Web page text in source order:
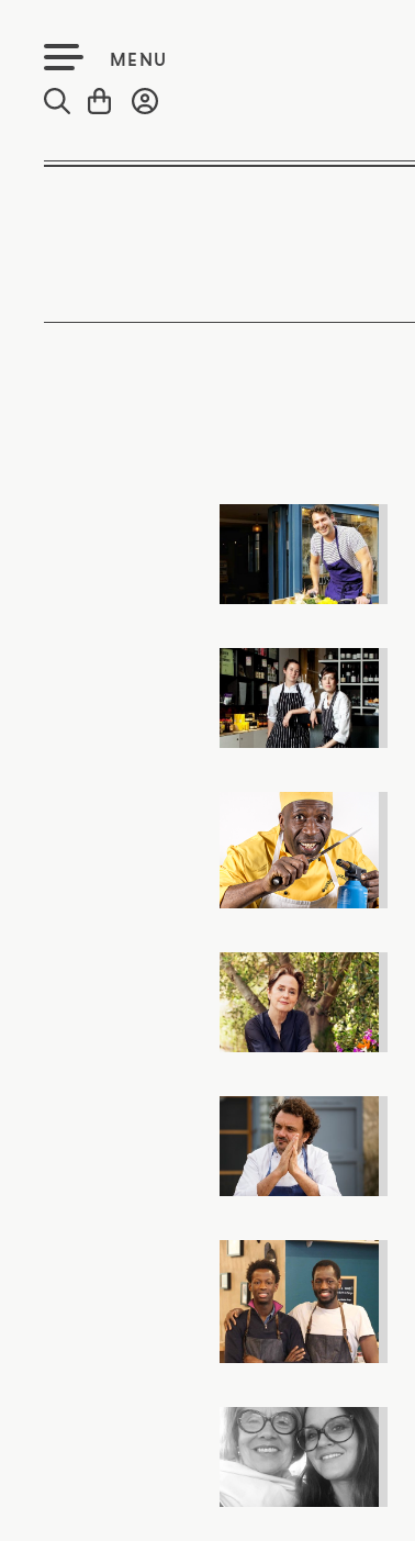
MENU